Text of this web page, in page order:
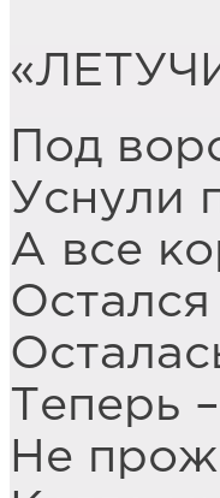
Под
Уснули
А все
Теперь
Не